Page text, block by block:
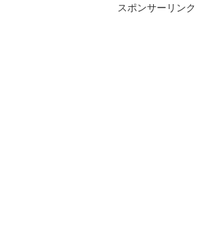
スポンサーリンク